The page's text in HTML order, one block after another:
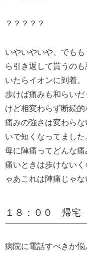
？？？？？
いやいやいや、でも
ら引き返して貰うの
いたらイオンに到着。
歩けば痛みも和らい
けど相変わらず断続的
痛みの強さは変わら
いで短くなってました
母に陣痛ってどんな痛
痛いときは歩けない
ゃあこれは陣痛じゃな
１８：００ 帰宅
病院に電話すべきか